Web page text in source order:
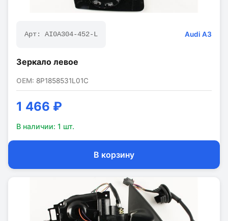
Арт: AI0A304-452-L Audi A3
Зеркало левое
OEM: 8P1858531L01C
1 466 ₽
В наличии: 1 шт.
В корзину